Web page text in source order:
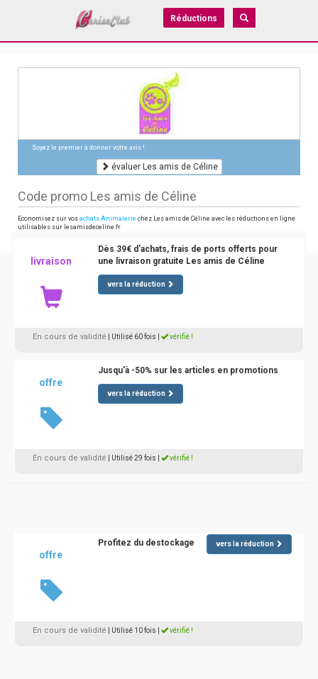
Réductions
Soyez le premier à donner votre avis !
évaluer Les amis de Céline
Code promo Les amis de Céline
Economisez sur vos achats Animalerie chez Les amis de Céline avec les réductions en ligne
utilisables sur lesamisdeceline.fr
livraison
Dès 39€ d'achats, frais de ports offerts pour
une livraison gratuite Les amis de Céline
vers la réduction
En cours de validité | Utilisé 60 fois vérifié !
offre
Jusqu'à -50% sur les articles en promotions
vers la réduction
En cours de validité | Utilisé 29 fois vérifié !
offre
Profitez du destockage vers la réduction
En cours de validité | Utilisé 10 fois vérifié !